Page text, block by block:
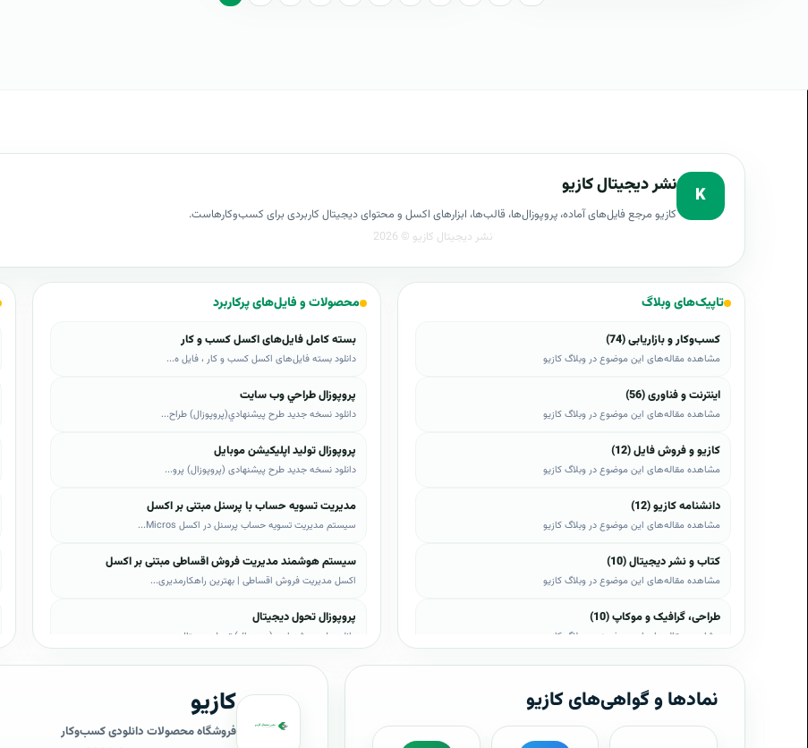
K نشر دیجیتال کازیو
کازیو مرجع فایل‌های آماده، پروپوزال‌ها، قالب‌ها، ابزارهای اکسل و محتوای دیجیتال کاربردی برای کسب‌وکارهاست.
تاپیک‌های وبلاگ
کسب‌وکار و بازاریابی (74)
مشاهده مقاله‌های این موضوع در وبلاگ کازیو
اینترنت و فناوری (56)
مشاهده مقاله‌های این موضوع در وبلاگ کازیو
کازیو و فروش فایل (12)
مشاهده مقاله‌های این موضوع در وبلاگ کازیو
دانشنامه کازیو (12)
مشاهده مقاله‌های این موضوع در وبلاگ کازیو
کتاب و نشر دیجیتال (10)
مشاهده مقاله‌های این موضوع در وبلاگ کازیو
طراحی، گرافیک و موکاپ (10)
مشاهده مقاله‌های این موضوع در وبلاگ کازیو
مشاهده مقاله‌های این موضوع در وبلاگ کازیو
موبایل و اندروید (6)
محصولات و فایل‌های پرکاربرد
بسته کامل فایل‌های اکسل کسب و کار
دانلود بسته فایل‌های اکسل کسب و کار ، فایل ه...
پروپوزال طراحي وب سايت
دانلود نسخه جدید طرح پيشنهادي(پروپوزال) طراح...
پروپوزال تولید اپلیکیشن موبایل
دانلود نسخه جدید طرح پیشنهادی (پروپوزال) پرو...
مدیریت تسویه حساب با پرسنل مبتنی بر اکسل
سیستم مدیریت تسویه حساب پرسنل در اکسل Micros...
سیستم هوشمند مدیریت فروش اقساطی مبتنی بر اکسل
اکسل مدیریت فروش اقساطی | بهترین راهکارمدیری...
پروپوزال تحول دیجیتال
دانلود طرح پیشنهادی (پروپوزال) تحول دیجیتال،...
پروپوزال AI
دانلود طرح پيشنهادي(پروپوزال) هوش مصنوعی (AI...
پروپوزال بیزاجی
نمادها و گواهی‌های کازیو کازیو
فروشگاه محصولات دانلودی کسب‌وکار